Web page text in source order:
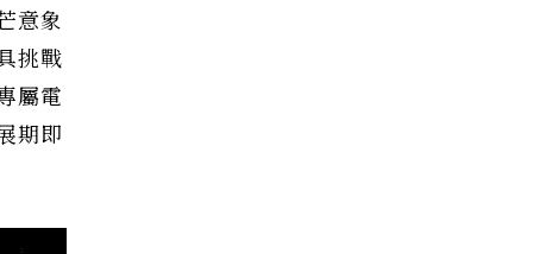
意象
挑戰
屬電
期即